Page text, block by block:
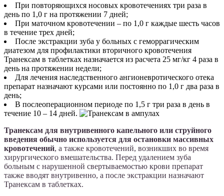
При повторяющихся носовых кровотечениях три раза в
день по 1,0 г на протяжении 7 дней;
При маточном кровотечении – по 1,0 г каждые шесть часов
в течение трех дней;
После экстракции зуба у больных с геморрагическим
диатезом для профилактики вторичного кровотечения
Транексам в таблетках назначается из расчета 25 мг/кг 4 раза в
день на протяжении недели;
Для лечения наследственного ангионевротического отека
препарат назначают курсами или постоянно по 1,0 г два раза в
день;
В послеоперационном периоде по 1,5 г три раза в день в
течение 10 – 14 дней.
Транексам для внутривенного капельного или струйного
введения обычно используется для остановки массивных
кровотечений, а также кровотечений, возникших во время
хирургического вмешательства. Перед удалением зуба
больным с нарушенной свертываемостью крови препарат
также вводят внутривенно, а после экстракции назначают
Транексам в таблетках.